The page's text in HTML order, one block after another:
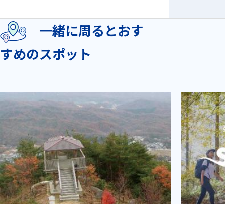
一緒に周るとおす
すめのスポット